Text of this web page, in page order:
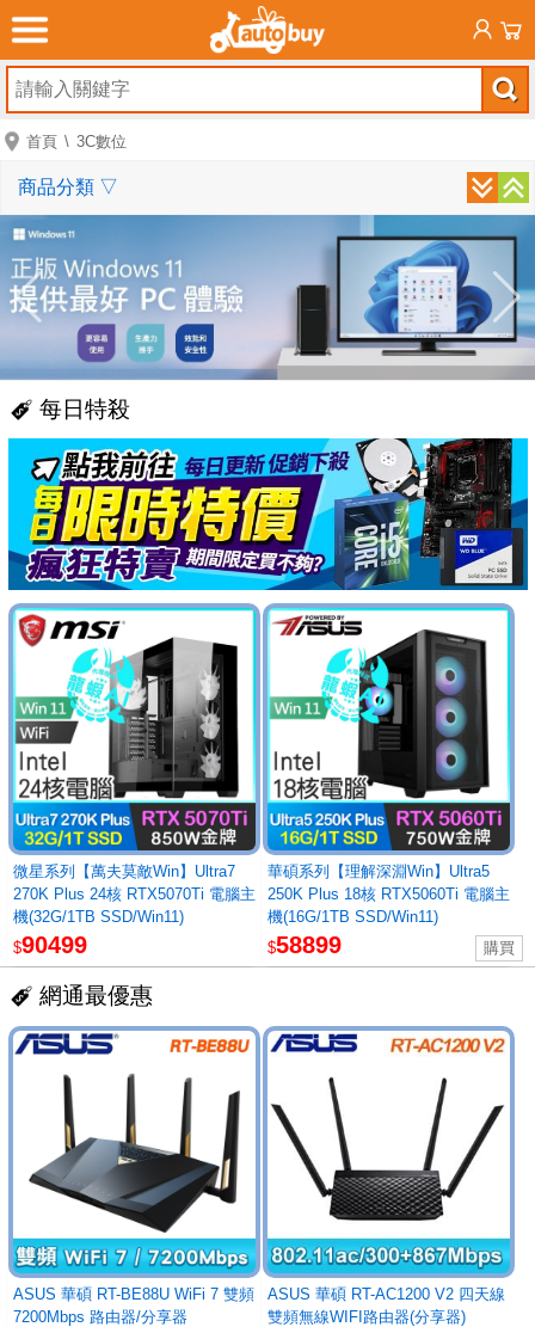
首頁 3C數位
每日特殺
微星系列【萬夫莫敵Win】Ultra7
270K Plus 24核 RTX5070Ti 電腦主
機(32G/1TB SSD/Win11)
$90499
華碩系列【理解深淵Win】Ultra5
250K Plus 18核 RTX5060Ti 電腦主
機(16G/1TB SSD/Win11)
$58899
網通最優惠
ASUS 華碩 RT-BE88U WiFi 7 雙頻
7200Mbps 路由器/分享器
ASUS 華碩 RT-AC1200 V2 四天線
雙頻無線WIFI路由器(分享器)
商品分類 ▽